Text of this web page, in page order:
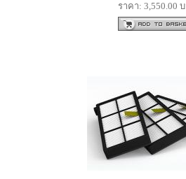
ราคา: 3,550.00